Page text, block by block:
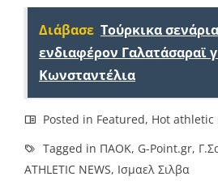
Διάβασε Τούρκικα
ενδιαφέρον Γαλατάσαραϊ
Κωνσταντέλια
Posted in Featured, Hot athletic
Tagged in ΠΑΟΚ, G-Point.gr,
ATHLETIC NEWS, Ισμαελ Σιλβα